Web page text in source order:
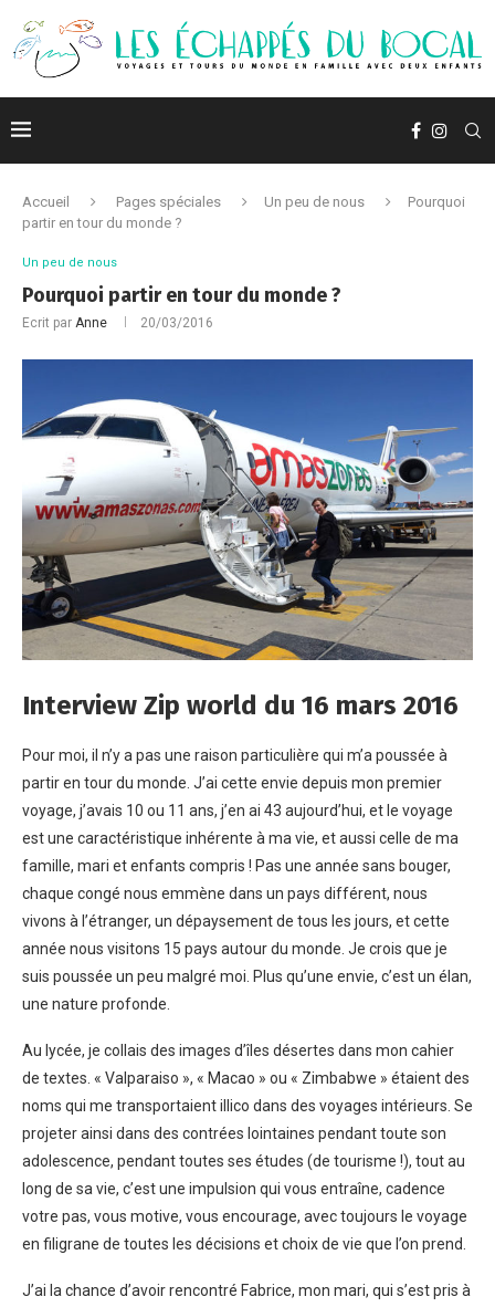
Accueil Pages spéciales Un peu de nous
Pourquoi
partir en tour du monde ?
Un peu de nous
Pourquoi partir en tour du monde ?
Ecrit par Anne 20/03/2016
Interview Zip world du 16 mars 2016
Pour moi, il n’y a pas une raison particulière qui m’a poussée à
partir en tour du monde. J’ai cette envie depuis mon premier
voyage, j’avais 10 ou 11 ans, j’en ai 43 aujourd’hui, et le voyage
est une caractéristique inhérente à ma vie, et aussi celle de ma
famille, mari et enfants compris ! Pas une année sans bouger,
chaque congé nous emmène dans un pays différent, nous
vivons à l’étranger, un dépaysement de tous les jours, et cette
année nous visitons 15 pays autour du monde. Je crois que je
suis poussée un peu malgré moi. Plus qu’une envie, c’est un élan,
une nature profonde.
Au lycée, je collais des images d’îles désertes dans mon cahier
de textes. « Valparaiso », « Macao » ou « Zimbabwe » étaient des
noms qui me transportaient illico dans des voyages intérieurs. Se
projeter ainsi dans des contrées lointaines pendant toute son
adolescence, pendant toutes ses études (de tourisme !), tout au
long de sa vie, c’est une impulsion qui vous entraîne, cadence
votre pas, vous motive, vous encourage, avec toujours le voyage
en filigrane de toutes les décisions et choix de vie que l’on prend.
J’ai la chance d’avoir rencontré Fabrice, mon mari, qui s’est pris à